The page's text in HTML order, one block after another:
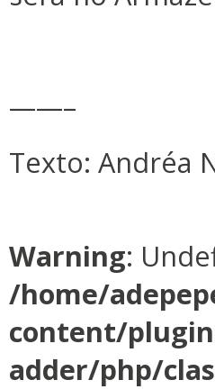
——–
Texto: Andréa
Warning:
/home/
content/
adder/php/